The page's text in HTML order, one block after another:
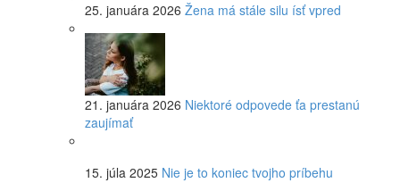
25. januára 2026 Žena má stále silu ísť vpred
21. januára 2026 Niektoré odpovede ťa prestanú
zaujímať
15. júla 2025 Nie je to koniec tvojho príbehu